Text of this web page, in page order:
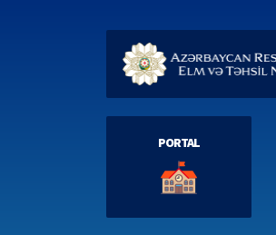
PORTAL